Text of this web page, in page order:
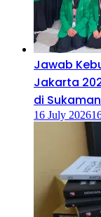
Jawab
Jakarta
di
16 July 2026